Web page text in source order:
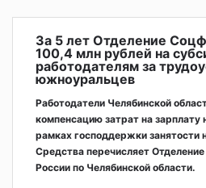
За 5 лет Отделение
100,4 млн рублей на
работодателям за
южноуральцев
Работодатели Челябинской
компенсацию затрат на зарплату
рамках господдержки
Средства перечисляет
России по Челябинской области.